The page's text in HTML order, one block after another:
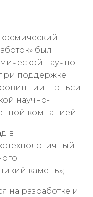
был
научно-
поддержке
Шэньси
научно-
компанией.
в
камень»;
на разработке и